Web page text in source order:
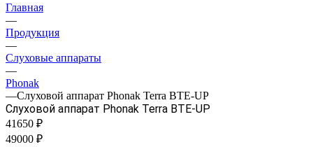
Главная
—
Продукция
—
Слуховые аппараты
—
Phonak
—Слуховой аппарат Phonak Terra BTE-UP
Слуховой аппарат Phonak Terra BTE-UP
41650 ₽
49000 ₽